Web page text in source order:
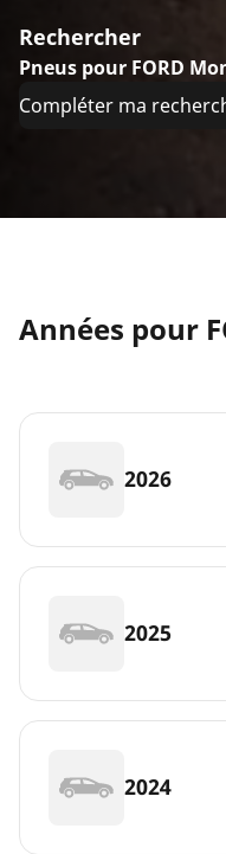
Rechercher
Pneus pour FORD
Compléter ma
Années pour
2026
2025
2024